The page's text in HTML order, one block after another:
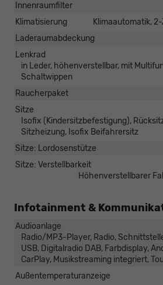
Innenraumfilter
Klimatisierung
Klimaautomatik,
Laderaumabdeckung
Lenkrad
in Leder, höhenverstellbar, mit
Schaltwippen
Raucherpaket
Sitze
Isofix (Kindersitzbefestigung),
Sitzheizung, Isofix Beifahrersitz
Sitze: Lordosenstütze
Sitze: Verstellbarkeit
Höhenverstellbarer
Infotainment &
Audioanlage
Radio/MP3-Player, Radio,
USB, Digitalradio DAB, Farbdisplay,
CarPlay, Musikstreaming integriert,
Außentemperaturanzeige